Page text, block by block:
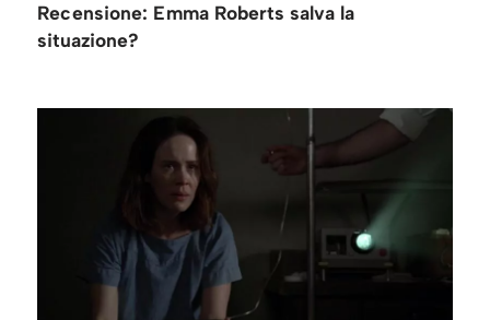
Recensione: Emma Roberts salva la
situazione?